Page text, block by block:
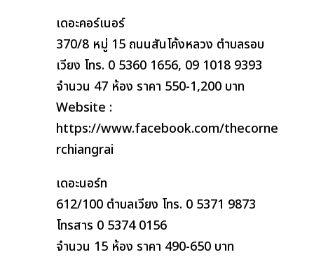
เดอะคอร์เนอร์
370/8 หมู่ 15 ถนนสันโค้งหลวง ตำบลรอบ
เวียง โทร. 0 5360 1656, 09 1018 9393
จำนวน 47 ห้อง ราคา 550-1,200 บาท
Website :
https://www.facebook.com/thecorne
rchiangrai
เดอะนอร์ท
612/100 ตำบลเวียง โทร. 0 5371 9873
โทรสาร 0 5374 0156
จำนวน 15 ห้อง ราคา 490-650 บาท